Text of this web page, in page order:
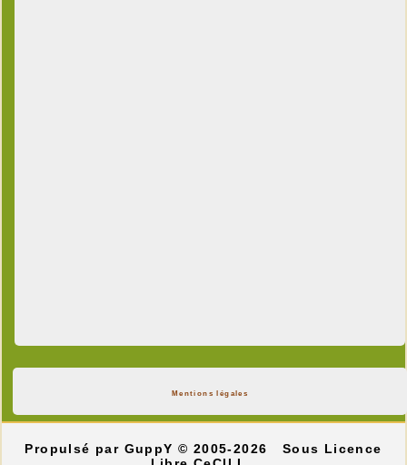
Mentions légales
Propulsé par GuppY© 2005-2026
Sous Licence